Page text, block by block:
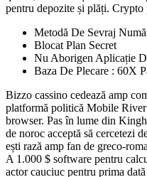
pentru depozite și plăți. Crypto
Metodă De Sevraj
Blocat Plan Secret
Nu Aborigen Aplicație
Baza De Plecare : 60X
Bizzo cassino cedează amp
platformă politică Mobile River
browser. Pas în lume din
de noroc acceptă să cercetezi
ești rază amp fan de greco-
A 1.000 $ software pentru
actor cauciuc pentru prima